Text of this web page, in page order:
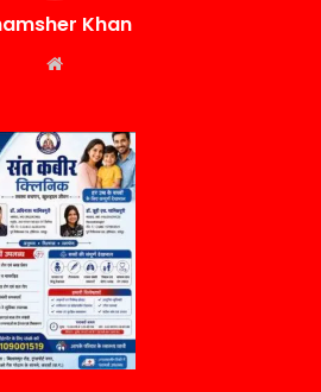
Khan